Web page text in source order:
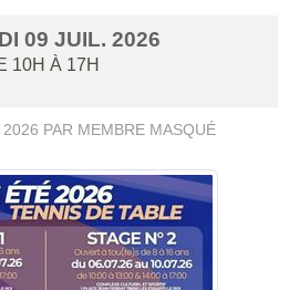
09 JUIL. 2026
10H À 17H
2026 PAR MEMBRE MASQUÉ